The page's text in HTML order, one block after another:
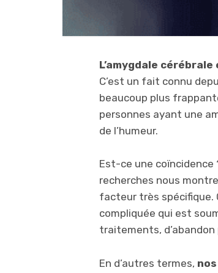
L’amygdale
C’est un fait connu
beaucoup plus
personnes ayant une
de l’humeur.
Est-ce une
recherches nous
facteur très spécifique.
compliquée qui est
traitements,
En d’autres termes,